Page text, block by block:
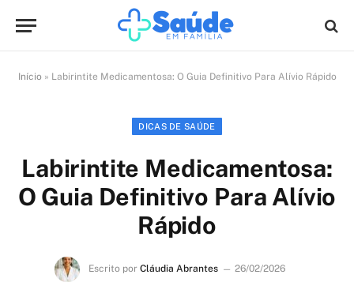
Início » Labirintite Medicamentosa: O Guia Definitivo Para Alívio Rápido
DICAS DE SAÚDE
Labirintite Medicamentosa:
O Guia Definitivo Para Alívio
Rápido
Escrito por Cláudia Abrantes
26/02/2026